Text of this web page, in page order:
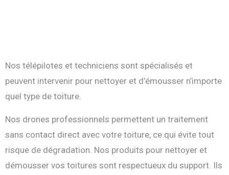
Nos télépilotes et techniciens sont spécialisés et
peuvent intervenir pour nettoyer et d’émousser n’importe
quel type de toiture.
Nos drones professionnels permettent un traitement
sans contact direct avec votre toiture, ce qui évite tout
risque de dégradation. Nos produits pour nettoyer et
démousser vos toitures sont respectueux du support. Ils